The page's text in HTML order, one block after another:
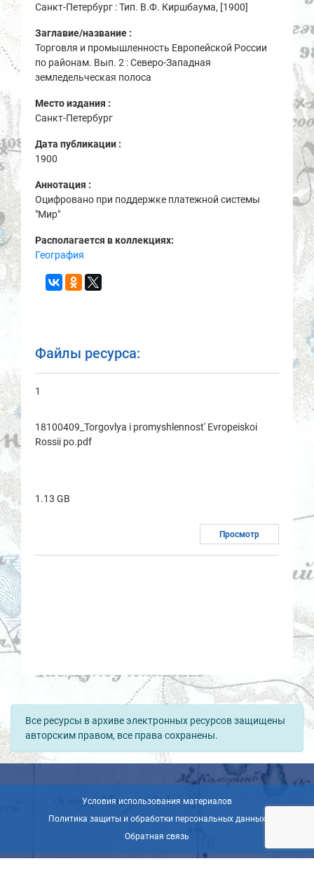
Санкт-Петербург : Тип. В.Ф. Киршбаума, [1900]
Заглавие/название :
Торговля и промышленность Европейской России
по районам. Вып. 2 : Северо-Западная
земледельческая полоса
Место издания :
Санкт-Петербург
Дата публикации :
1900
Аннотация :
Оцифровано при поддержке платежной системы
"Мир"
Располагается в коллекциях:
География
Файлы ресурса:
1
18100409_Torgovlya i promyshlennost' Evropeiskoi
Rossii po.pdf
1.13 GB
Просмотр
Все ресурсы в архиве электронных ресурсов защищены
авторским правом, все права сохранены.
Условия использования материалов
Политика защиты и обработки персональных данных
Обратная связь